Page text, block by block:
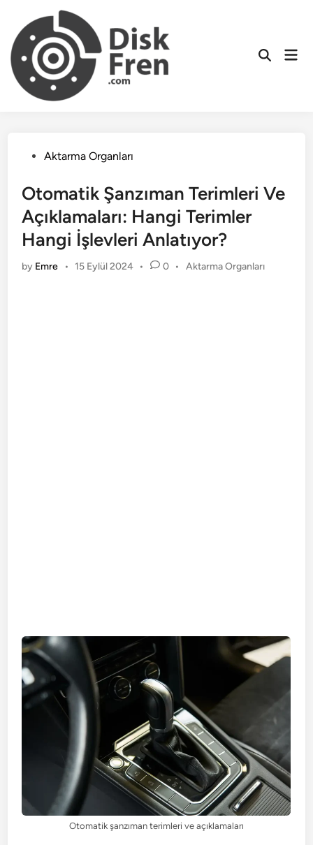
content
PostedAktarma Organları
Otomatik Şanzıman Terimleri Ve
Açıklamaları: Hangi Terimler
Hangi İşlevleri Anlatıyor?
by Emre • 15 Eylül 2024 • 0 •
Posted
Aktarma Organları
Otomatik şanzıman terimleri ve açıklamaları